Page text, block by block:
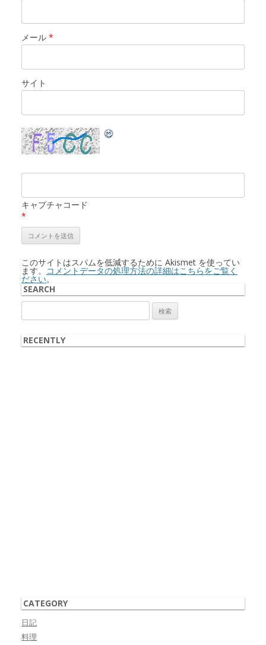
メール *
サイト
キャプチャコード
*
このサイトはスパムを低減するために Akismet を使ってい
ます。 コメントデータの処理方法の詳細はこちらをご覧く
ださい。
SEARCH
索:
RECENTLY
CATEGORY
日記
料理